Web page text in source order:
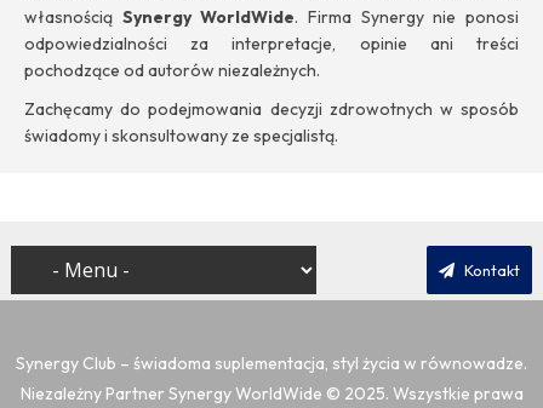
własnością Synergy WorldWide. Firma Synergy nie ponosi
odpowiedzialności za interpretacje, opinie ani treści
pochodzące od autorów niezależnych.
Zachęcamy do podejmowania decyzji zdrowotnych w sposób
świadomy i skonsultowany ze specjalistą.
Kontakt
Synergy Club – świadoma suplementacja, styl życia w równowadze.
Niezależny Partner Synergy WorldWide © 2025. Wszystkie prawa